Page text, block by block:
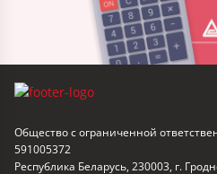
Общество с ограниченной
591005372
Республика Беларусь, 230003, г.